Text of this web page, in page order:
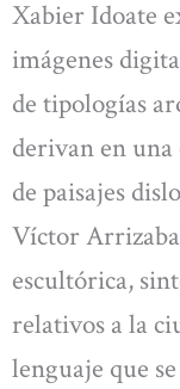
Xabier Idoate
imágenes
de tipologías
derivan en una
de paisajes
Víctor
escultórica,
relativos a la
lenguaje que